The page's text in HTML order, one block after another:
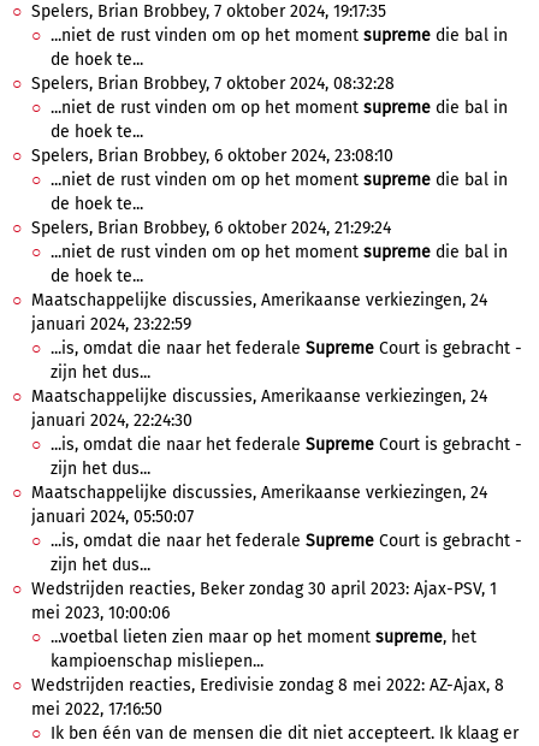
Spelers, Brian Brobbey, 7 oktober 2024, 19:17:35
...niet de rust vinden om op het moment supreme die bal in
de hoek te...
Spelers, Brian Brobbey, 7 oktober 2024, 08:32:28
...niet de rust vinden om op het moment supreme die bal in
de hoek te...
Spelers, Brian Brobbey, 6 oktober 2024, 23:08:10
...niet de rust vinden om op het moment supreme die bal in
de hoek te...
Spelers, Brian Brobbey, 6 oktober 2024, 21:29:24
...niet de rust vinden om op het moment supreme die bal in
de hoek te...
Maatschappelijke discussies, Amerikaanse verkiezingen, 24
januari 2024, 23:22:59
...is, omdat die naar het federale Supreme Court is gebracht -
zijn het dus...
Maatschappelijke discussies, Amerikaanse verkiezingen, 24
januari 2024, 22:24:30
...is, omdat die naar het federale Supreme Court is gebracht -
zijn het dus...
Maatschappelijke discussies, Amerikaanse verkiezingen, 24
januari 2024, 05:50:07
...is, omdat die naar het federale Supreme Court is gebracht -
zijn het dus...
Wedstrijden reacties, Beker zondag 30 april 2023: Ajax-PSV, 1
mei 2023, 10:00:06
...voetbal lieten zien maar op het moment supreme, het
kampioenschap misliepen...
Wedstrijden reacties, Eredivisie zondag 8 mei 2022: AZ-Ajax, 8
mei 2022, 17:16:50
Ik ben één van de mensen die dit niet accepteert. Ik klaag er